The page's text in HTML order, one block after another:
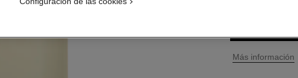
↩
Más información